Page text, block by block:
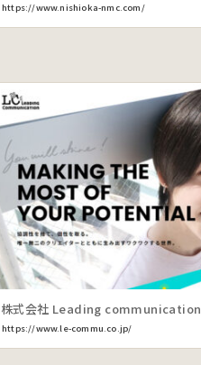
https://www.nishioka-nmc.com/
株式会社 Leading communication
https://www.le-commu.co.jp/